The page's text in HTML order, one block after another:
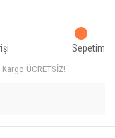
ÜCRETSİZ!
Sepetim